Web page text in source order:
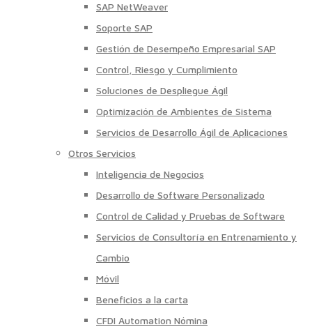
SAP NetWeaver
Soporte SAP
Gestión de Desempeño Empresarial SAP
Control, Riesgo y Cumplimiento
Soluciones de Despliegue Ágil
Optimización de Ambientes de Sistema
Servicios de Desarrollo Ágil de Aplicaciones
Otros Servicios
Inteligencia de Negocios
Desarrollo de Software Personalizado
Control de Calidad y Pruebas de Software
Servicios de Consultoría en Entrenamiento y
Cambio
Móvil
Beneficios a la carta
CFDI Automation Nómina